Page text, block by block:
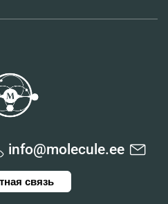
info@molecule.ee
связь